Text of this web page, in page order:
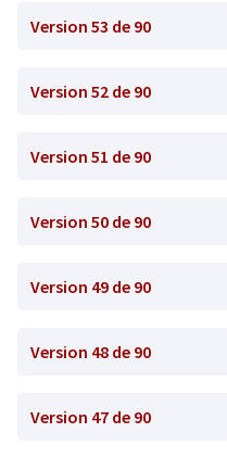
Version 53 de 90
Version 52 de 90
Version 51 de 90
Version 50 de 90
Version 49 de 90
Version 48 de 90
Version 47 de 90